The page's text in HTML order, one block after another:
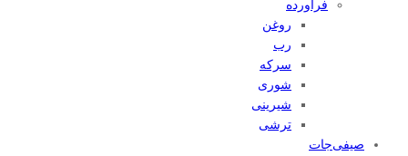
فرآورده
روغن
رب
سرکه
شوری
شیرینی
ترشی
صیفی‌جات